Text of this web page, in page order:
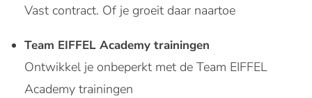
Vast contract. Of je groeit daar naartoe
Team EIFFEL Academy trainingen
Ontwikkel je onbeperkt met de Team EIFFEL
Academy trainingen